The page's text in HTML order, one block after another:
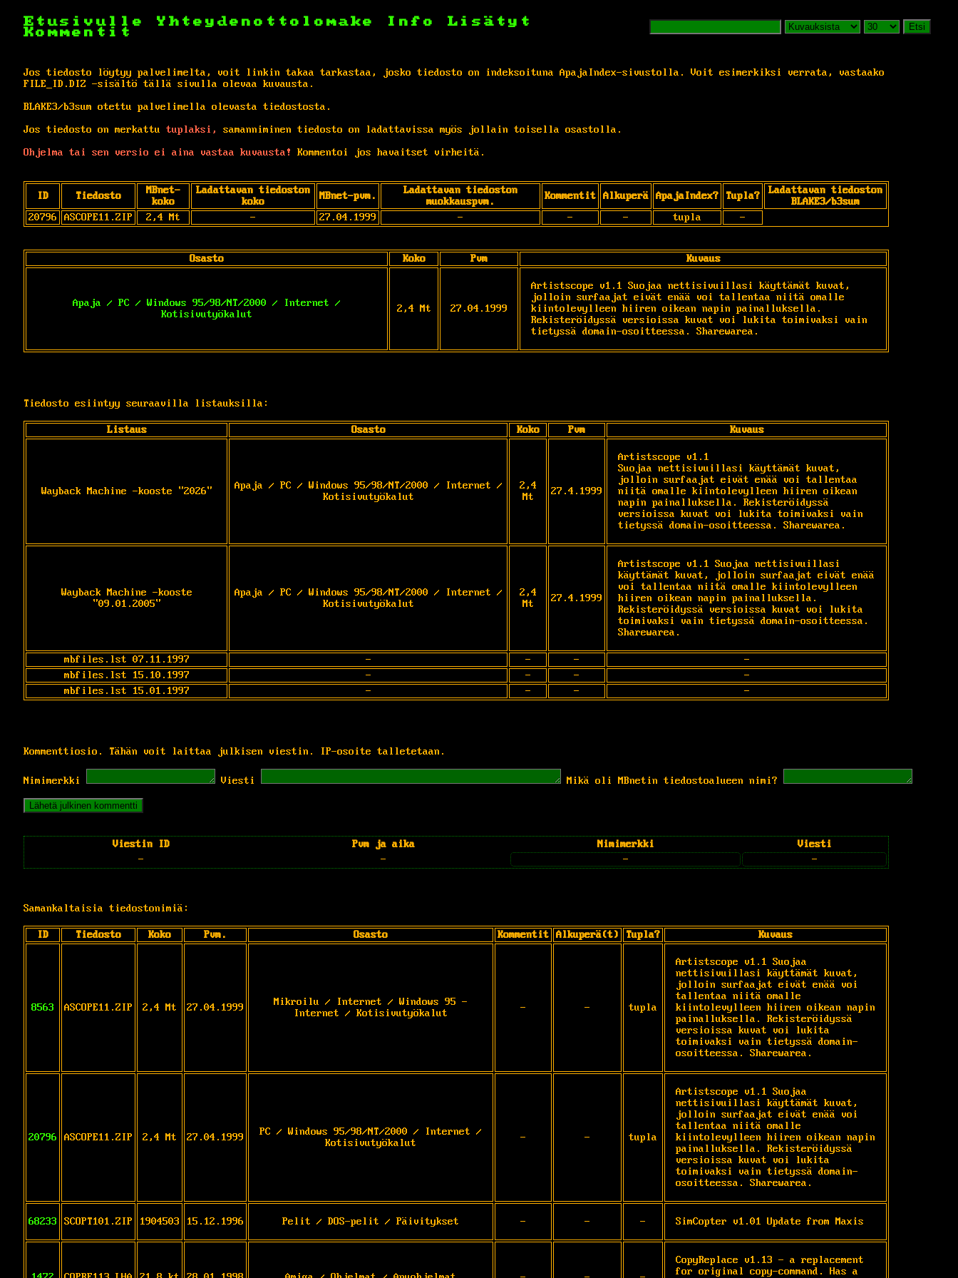
Etusivulle Yhteydenottolomake Info
Lisätyt
Kommentit
Etsi
Jos tiedosto löytyy palvelimelta, voit linkin takaa tarkastaa, josko tiedosto on indeksoituna ApajaIndex-sivustolla. Voit esimerkiksi verrata, vastaako
FILE_ID.DIZ -sisältö tällä sivulla olevaa kuvausta.
BLAKE3/b3sum otettu palvelimella olevasta tiedostosta.
Jos tiedosto on merkattu tuplaksi,
samanniminen tiedosto on ladattavissa myös jollain toisella osastolla.
Ohjelma tai sen versio ei aina vastaa kuvausta!
Kommentoi jos havaitset virheitä.
ID Tiedosto
MBnet-
koko
Ladattavan tiedoston
koko
MBnet-pvm.
Ladattavan tiedoston
muokkauspvm.
Kommentit Alkuperä ApajaIndex? Tupla?
Ladattavan tiedoston
BLAKE3/b3sum
20796
ASCOPE11.ZIP 2,4 Mt - 27.04.1999 - - - tupla -
Osasto Koko Pvm Kuvaus
Apaja / PC / Windows 95/98/NT/2000 / Internet /
Kotisivutyökalut
2,4 Mt 27.04.1999
Artistscope v1.1 Suojaa nettisivuillasi käyttämät kuvat,
jolloin surfaajat eivät enää voi tallentaa niitä omalle
kiintolevylleen hiiren oikean napin painalluksella.
Rekisteröidyssä versioissa kuvat voi lukita toimivaksi vain
tietyssä domain-osoitteessa. Sharewarea.
Tiedosto esiintyy seuraavilla listauksilla:
Listaus Osasto Koko Pvm Kuvaus
Wayback Machine -kooste "2026"
Apaja / PC / Windows 95/98/NT/2000 / Internet /
Kotisivutyökalut
2,4
Mt
27.4.1999
Artistscope v1.1
Suojaa nettisivuillasi käyttämät kuvat,
jolloin surfaajat eivät enää voi tallentaa
niitä omalle kiintolevylleen hiiren oikean
napin painalluksella. Rekisteröidyssä
versioissa kuvat voi lukita toimivaksi vain
tietyssä domain-osoitteessa. Sharewarea.
Wayback Machine -kooste
"09.01.2005"
Apaja / PC / Windows 95/98/NT/2000 / Internet /
Kotisivutyökalut
2,4
Mt
27.4.1999
Artistscope v1.1 Suojaa nettisivuillasi
käyttämät kuvat, jolloin surfaajat eivät enää
voi tallentaa niitä omalle kiintolevylleen
hiiren oikean napin painalluksella.
Rekisteröidyssä versioissa kuvat voi lukita
toimivaksi vain tietyssä domain-osoitteessa.
Sharewarea.
mbfiles.lst 07.11.1997 - - -
-
mbfiles.lst 15.10.1997
- - -
-
mbfiles.lst 15.01.1997
- - - -
Kommenttiosio. Tähän voit laittaa julkisen viestin. IP-osoite talletetaan.
Nimimerkki Viesti Mikä oli MBnetin tiedostoalueen nimi?
Viestin ID Pvm ja aika Nimimerkki
Viesti
-
- - -
Samankaltaisia tiedostonimiä:
ID Tiedosto Koko Pvm. Osasto Kommentit Alkuperä(t) Tupla? Kuvaus
8563 ASCOPE11.ZIP 2,4 Mt 27.04.1999
Mikroilu / Internet / Windows 95 -
Internet / Kotisivutyökalut
- - tupla
Artistscope v1.1 Suojaa
nettisivuillasi käyttämät kuvat,
jolloin surfaajat eivät enää voi
tallentaa niitä omalle
kiintolevylleen hiiren oikean napin
painalluksella. Rekisteröidyssä
versioissa kuvat voi lukita
toimivaksi vain tietyssä domain-
osoitteessa. Sharewarea.
20796 ASCOPE11.ZIP 2,4 Mt 27.04.1999
PC / Windows 95/98/NT/2000 / Internet /
Kotisivutyökalut
- - tupla
Artistscope v1.1 Suojaa
nettisivuillasi käyttämät kuvat,
jolloin surfaajat eivät enää voi
tallentaa niitä omalle
kiintolevylleen hiiren oikean napin
painalluksella. Rekisteröidyssä
versioissa kuvat voi lukita
toimivaksi vain tietyssä domain-
osoitteessa. Sharewarea.
68233 SCOPT101.ZIP 1904503 15.12.1996 Pelit / DOS-pelit / Päivitykset - - - SimCopter v1.01 Update from Maxis
CopyReplace v1.13 - a replacement
for original copy-command. Has a